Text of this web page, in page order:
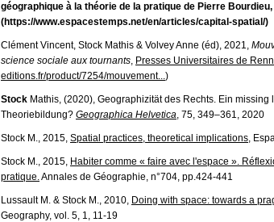
géographique à la théorie de la pratique de Pierre Bourdieu,
(https://www.espacestemps.net/en/articles/capital-spatial/)
Clément Vincent, Stock Mathis & Volvey Anne (éd), 2021,
science sociale aux tournants, Presses Universitaires de
editions.fr/product/7254/mouvement...)
Stock Mathis, (2020), Geographizität des Rechts. Ein
Theoriebildung? Geographica Helvetica, 75, 349–361, 2020
Stock M., 2015, Spatial practices, theoretical implications,
Stock M., 2015, Habiter comme « faire avec l'espace ».
pratique.Annales de Géographie, n°704, pp.424-441
Lussault M. & Stock M., 2010, Doing with space: towards a
Geography, vol. 5, 1, 11-19